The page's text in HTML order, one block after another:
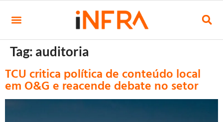
Tag: auditoria
TCU critica política de conteúdo local
em O&G e reacende debate no setor